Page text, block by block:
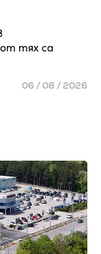
от тях са
06 / 08 / 2026